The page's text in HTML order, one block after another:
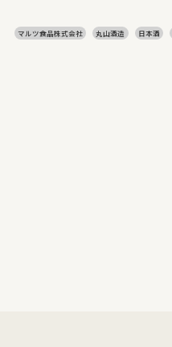
マルツ食品株式会社 丸山酒造 日本酒